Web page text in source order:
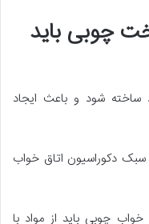
چوبی باید
ساخته شود و باعث ایجاد
دکوراسیون اتاق خواب
چوبی باید از مواد با